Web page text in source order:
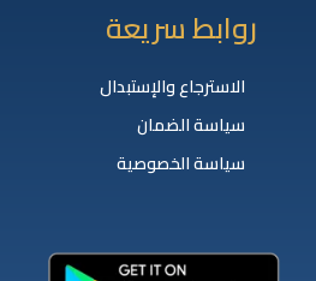
روابط سريعة
الاسترجاع والإستبدال
سياسة الضمان
سياسة الخصوصية